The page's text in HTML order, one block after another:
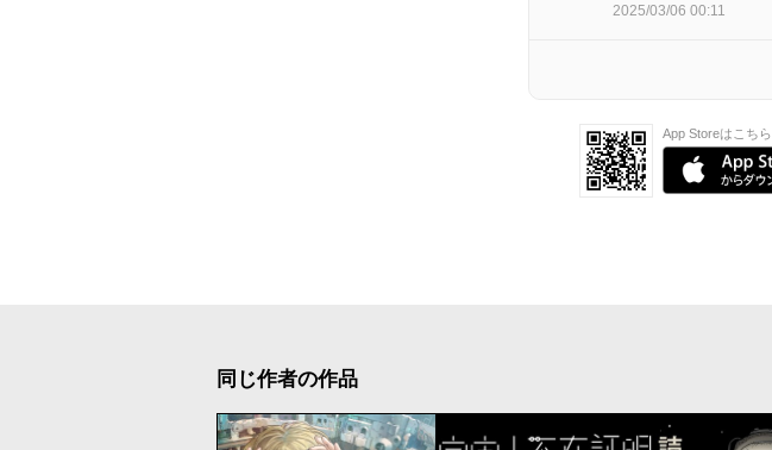
2025/03/06 00:11
App Storeはこちら
同じ作者の作品